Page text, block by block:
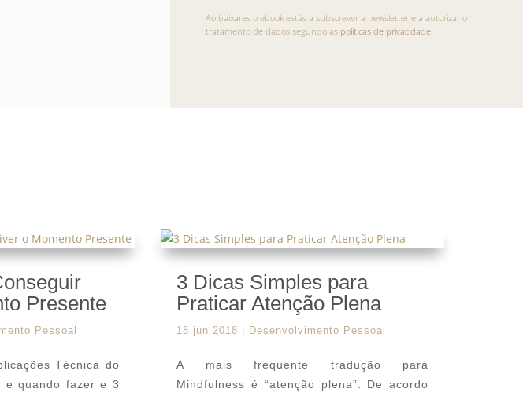
Ao baixares o ebook estás a subscrever a newsletter e a autorizar o
tratamento de dados segundo as políticas de privacidade.
Presente
Pessoal
Técnica do
e quando fazer e 3
3 Dicas Simples para
Praticar Atenção Plena
18 jun 2018 Desenvolvimento Pessoal
A mais frequente tradução para
Mindfulness é “atenção plena”. De acordo